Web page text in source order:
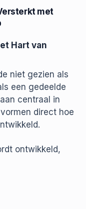
met
Hart van
niet gezien als
een gedeelde
centraal in
direct hoe
ontwikkeld,